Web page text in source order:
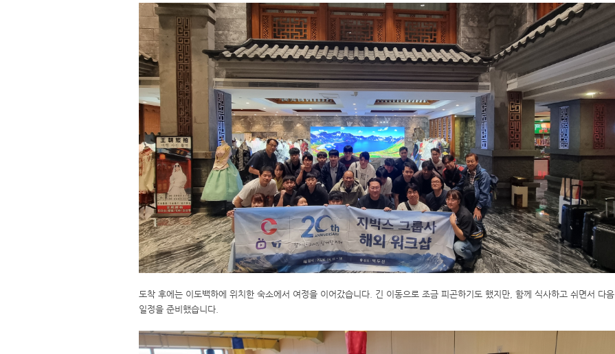
도착 후에는 이도백하에 위치한 숙소에서 여정을 이어갔습니다. 긴 이동으로 조금 피곤하기도 했지만, 함께 식사하고 쉬면서 다음
일정을 준비했습니다.